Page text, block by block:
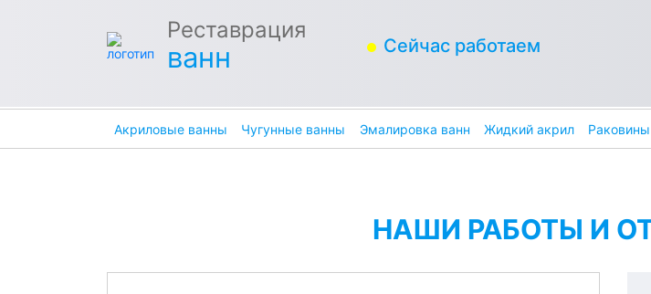
Реставрация
ванн Сейчас работаем
Акриловые ванны Чугунные ванны Эмалировка ванн Жидкий акрил
НАШИ РАБОТЫ И